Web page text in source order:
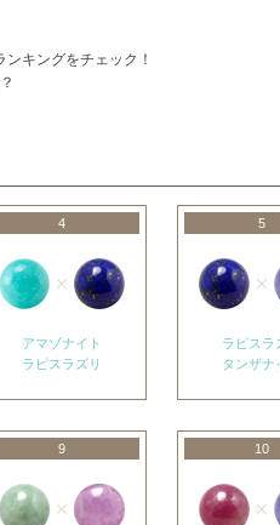
キングをチェック！
4
アマゾナイト
ラピスラズリ
5
ラピスラ
タンザナ
9 10